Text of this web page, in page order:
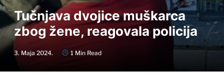
Tučnjava dvojice muškarca
zbog žene, reagovala policija
3. Maja 2024. 1 Min Read